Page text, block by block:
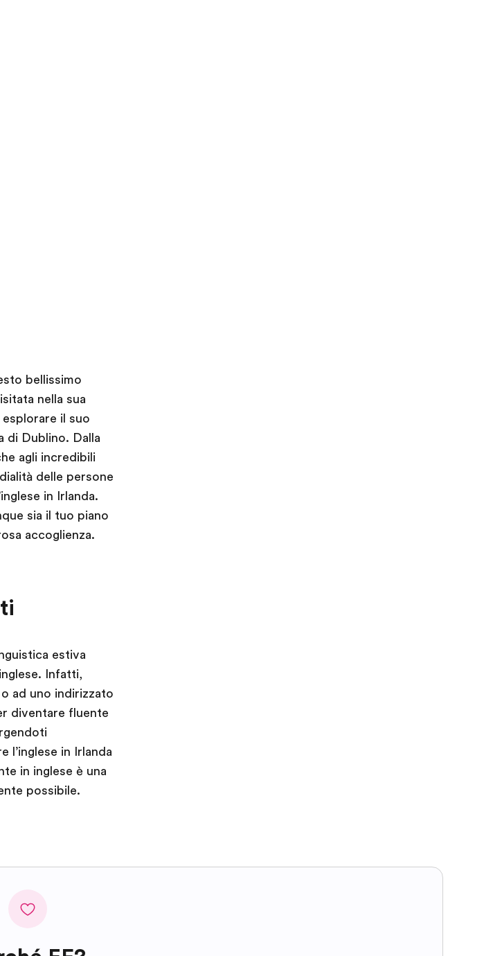
bellissimo
nella sua
il suo
di Dublino. Dalla
agli incredibili
delle persone
in Irlanda.
sia il tuo piano
accoglienza.
estiva
Infatti,
ad uno indirizzato
diventare fluente
l’inglese in Irlanda
in inglese è una
possibile.